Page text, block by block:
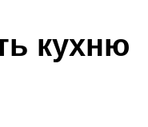
кухню